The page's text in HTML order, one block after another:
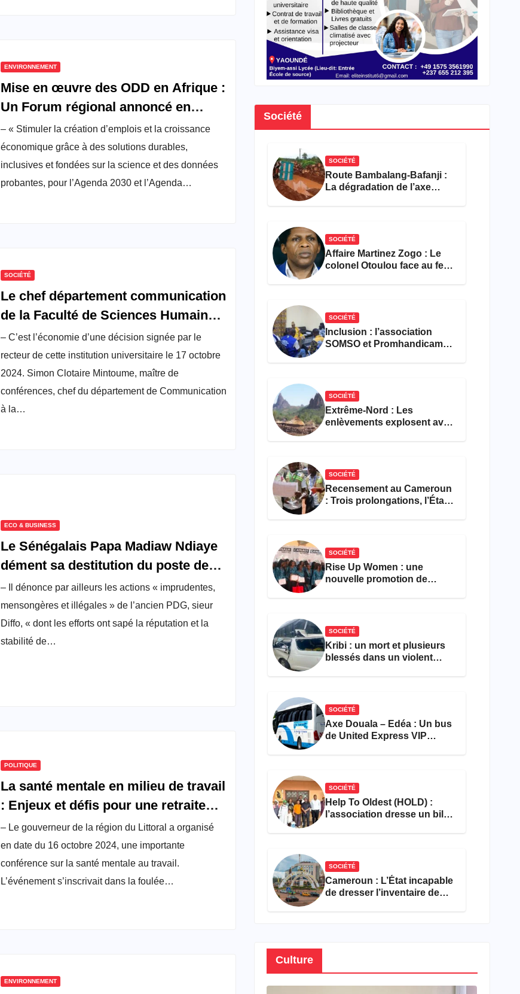
ENVIRONNEMENT
Mise en œuvre des ODD en Afrique :
Un Forum régional annoncé en
Ouganda en avril 2025 pour évaluer
le chemin parcouru
– « Stimuler la création d’emplois et la croissance
économique grâce à des solutions durables,
inclusives et fondées sur la science et des données
probantes, pour l’Agenda 2030 et l’Agenda…
SOCIÉTÉ
Le chef département communication
de la Faculté de Sciences Humaines
de l’Université de Douala suspendu
de ses fonctions pour harcèlements
sexuels
– C’est l’économie d’une décision signée par le
recteur de cette institution universitaire le 17 octobre
2024. Simon Clotaire Mintoume, maître de
conférences, chef du département de Communication
à la…
ECO & BUSINESS
Le Sénégalais Papa Madiaw Ndiaye
dément sa destitution du poste de
président du Conseil
d’administration de Soproicam
– Il dénonce par ailleurs les actions « imprudentes,
mensongères et illégales » de l’ancien PDG, sieur
Diffo, « dont les efforts ont sapé la réputation et la
stabilité de…
POLITIQUE
La santé mentale en milieu de travail
: Enjeux et défis pour une retraite
réussie
– Le gouverneur de la région du Littoral a organisé
en date du 16 octobre 2024, une importante
conférence sur la santé mentale au travail.
L’événement s’inscrivait dans la foulée…
ENVIRONNEMENT
Société
SOCIÉTÉ
Route Bambalang-Bafanji :
La dégradation de l’axe
SOCIÉTÉ
Affaire Martinez Zogo : Le
colonel Otoulou face au feu
SOCIÉTÉ
Inclusion : l’association
SOMSO et Promhandicam
SOCIÉTÉ
Extrême-Nord : Les
enlèvements explosent avec
SOCIÉTÉ
Recensement au Cameroun
: Trois prolongations, l’État
SOCIÉTÉ
Rise Up Women : une
nouvelle promotion de
SOCIÉTÉ
Kribi : un mort et plusieurs
blessés dans un violent
SOCIÉTÉ
Axe Douala – Edéa : Un bus
de United Express VIP
SOCIÉTÉ
Help To Oldest (HOLD) :
l’association dresse un bilan
SOCIÉTÉ
Cameroun : L’État incapable
de dresser l’inventaire de
Culture